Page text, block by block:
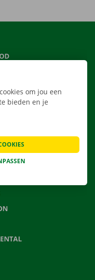
ONS
om jou een
bieden en je